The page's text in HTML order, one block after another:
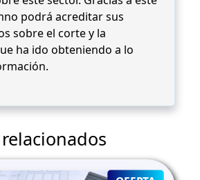
podrá acreditar sus
sobre el corte y la
ha ido obteniendo a lo